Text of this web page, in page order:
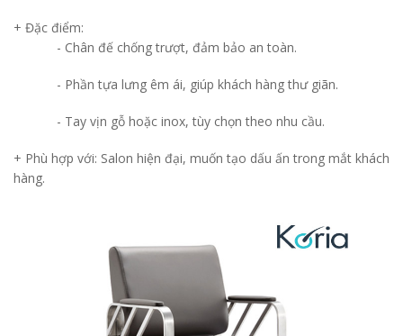
+ Đặc điểm:
- Chân đế chống trượt, đảm bảo an toàn.
- Phần tựa lưng êm ái, giúp khách hàng thư giãn.
- Tay vịn gỗ hoặc inox, tùy chọn theo nhu cầu.
+ Phù hợp với: Salon hiện đại, muốn tạo dấu ấn trong mắt khách
hàng.